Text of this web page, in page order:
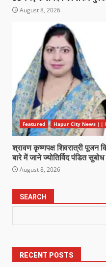
August 8, 2026
Featured Hapur City News ||
श्रावण कृष्णपक्ष शिवरात्री पूजन
बारे में जाने ज्योतिर्विद पंडित
August 8, 2026
SEARCH
RECENT POSTS